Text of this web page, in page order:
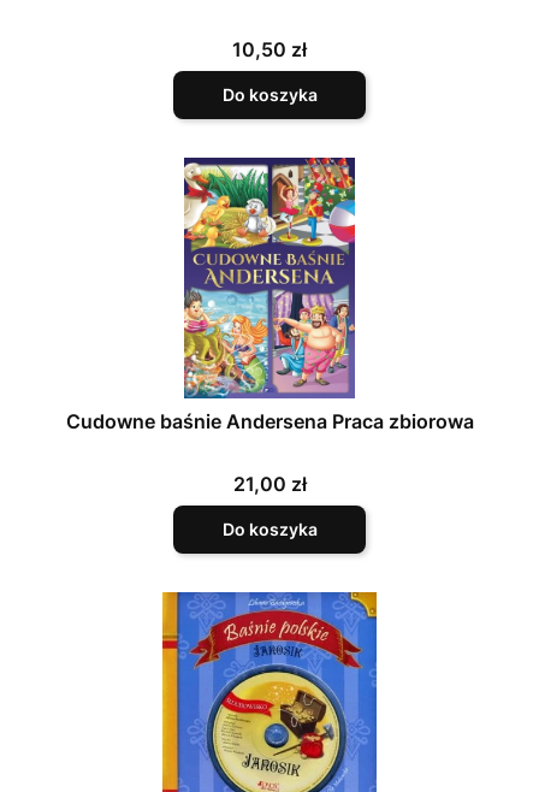
Cena
10,50 zł
Do koszyka
Cudowne baśnie Andersena Praca zbiorowa
Cena
21,00 zł
Do koszyka